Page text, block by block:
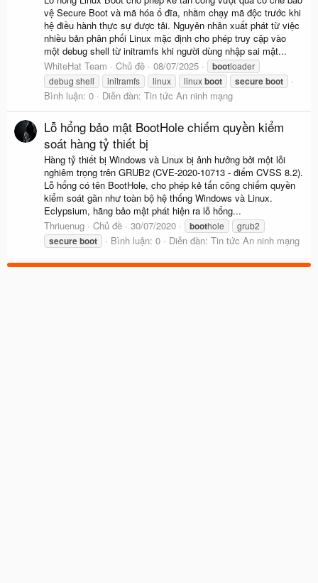
vệ Secure Boot và mã hóa ổ đĩa, nhằm chạy mã độc trước khi
hệ điều hành thực sự được tải. Nguyên nhân xuất phát từ việc
nhiều bản phân phối Linux mặc định cho phép truy cập vào
một debug shell từ initramfs khi người dùng nhập sai mật...
WhiteHat Team
Chủ đề 08/07/2025 bootloader
debug shell
initramfs linux linuxboot secureboot
Bình luận: 0 Diễn đàn: Tin tức An ninh mạng
Lỗ hổng bảo mật BootHole chiếm quyền kiểm
soát hàng tỷ thiết bị
Hàng tỷ thiết bị Windows và Linux bị ảnh hưởng bởi một lỗi
nghiêm trọng trên GRUB2 (CVE-2020-10713 - điểm CVSS 8.2).
Lỗ hổng có tên BootHole, cho phép kẻ tấn công chiếm quyền
kiểm soát gần như toàn bộ hệ thống Windows và Linux.
Eclypsium, hãng bảo mật phát hiện ra lỗ hổng...
Thriuenug
Chủ đề 30/07/2020 boothole grub2
secureboot Bình luận: 0 Diễn đàn: Tin tức An ninh mạng